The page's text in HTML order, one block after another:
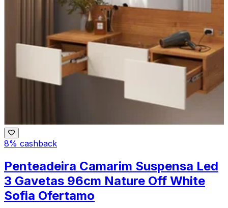
8% cashback
Penteadeira Camarim Suspensa Led
3 Gavetas 96cm Nature Off White
Sofia Ofertamo